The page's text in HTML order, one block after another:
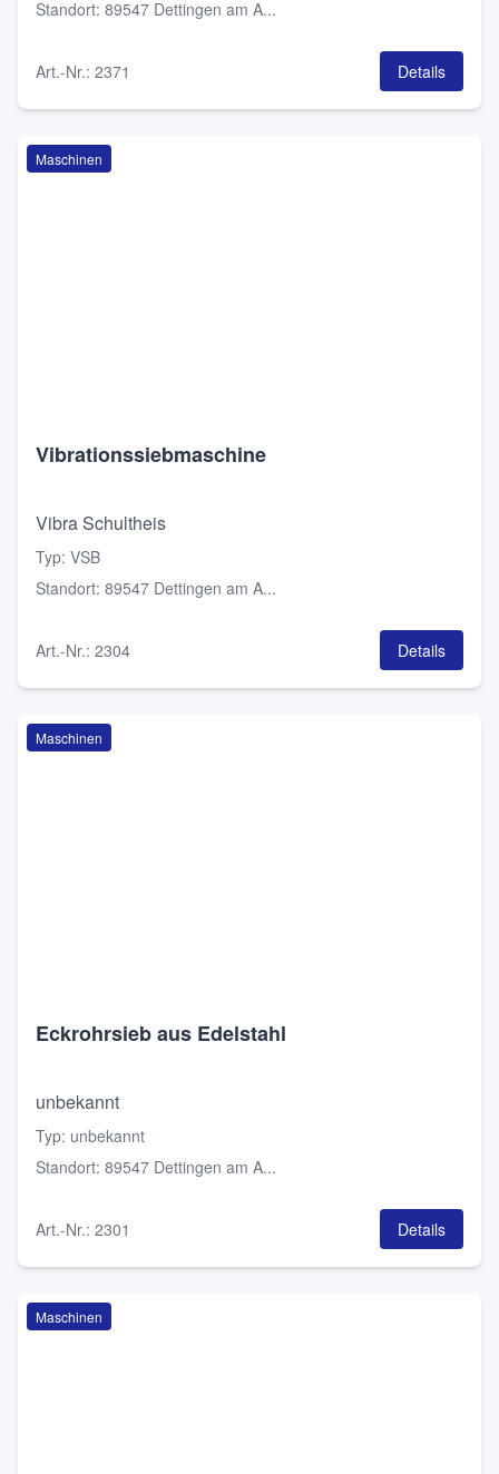
Standort: 89547 Dettingen am A...
Art.-Nr.: 2371 Details
Maschinen
Vibrationssiebmaschine
Vibra Schultheis
Typ: VSB
Standort: 89547 Dettingen am A...
Art.-Nr.: 2304 Details
Maschinen
Eckrohrsieb aus Edelstahl
unbekannt
Typ: unbekannt
Standort: 89547 Dettingen am A...
Art.-Nr.: 2301 Details
Maschinen